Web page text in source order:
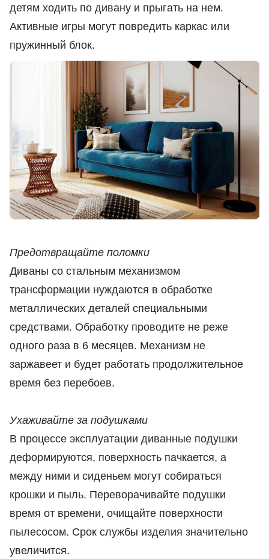
детям ходить по дивану и прыгать на нем.
Активные игры могут повредить каркас или
пружинный блок.
Предотвращайте поломки
Диваны со стальным механизмом
трансформации нуждаются в обработке
металлических деталей специальными
средствами. Обработку проводите не реже
одного раза в 6 месяцев. Механизм не
заржавеет и будет работать продолжительное
время без перебоев.
Ухаживайте за подушками
В процессе эксплуатации диванные подушки
деформируются, поверхность пачкается, а
между ними и сиденьем могут собираться
крошки и пыль. Переворачивайте подушки
время от времени, очищайте поверхности
пылесосом. Срок службы изделия значительно
увеличится.